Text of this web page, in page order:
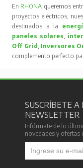
En RHONA queremos
proyectos eléctricos,
destinados a la
paneles solares,
Off Grid, Inversores
complemento perfecto
SUSCRÍBETE A
NEWSLETTER
Infórmate de lo
novedades y ofertas